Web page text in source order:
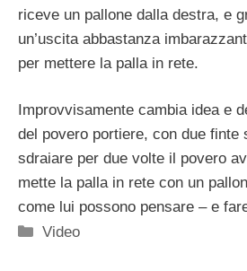
riceve un pallone dalla destra, e
un’uscita abbastanza
per mettere la palla in rete.
Improvvisamente cambia idea e
del povero portiere, con due finte
sdraiare per due volte il povero
mette la palla in rete con un
come lui possono pensare – e
Categorie
Video